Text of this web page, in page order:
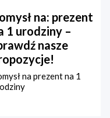
na: prezent
1 urodziny –
nasze
na prezent na 1